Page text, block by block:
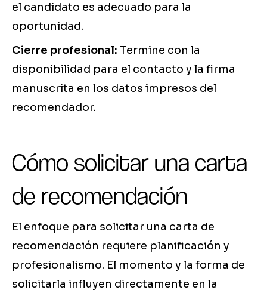
el candidato es adecuado para la
oportunidad.
Cierre profesional: Termine con la
disponibilidad para el contacto y la firma
manuscrita en los datos impresos del
recomendador.
Cómo solicitar una carta
de recomendación
El enfoque para solicitar una carta de
recomendación requiere planificación y
profesionalismo. El momento y la forma de
solicitarla influyen directamente en la